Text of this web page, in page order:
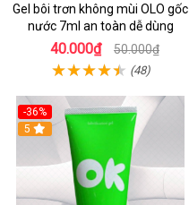
Gel bôi trơn không mùi OLO gốc
nước 7ml an toàn dễ dùng
40.000₫ 50.000₫
(48)
-36%
5